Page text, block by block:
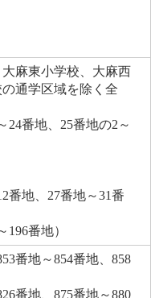
麻東小学校、大麻西
通学区域を除く全
番地、25番地の2～
番地、27番地～31番
番地）
番地～854番地、858
番地、875番地～880